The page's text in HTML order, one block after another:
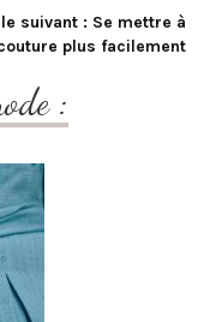
suivant : Se mettre à
plus facilement
: